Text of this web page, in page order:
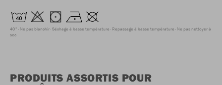
40° Ne pas blanchir Séchage à basse température Repassage à basse température Ne pas nettoyer à
sec
PRODUITS ASSORTIS POUR